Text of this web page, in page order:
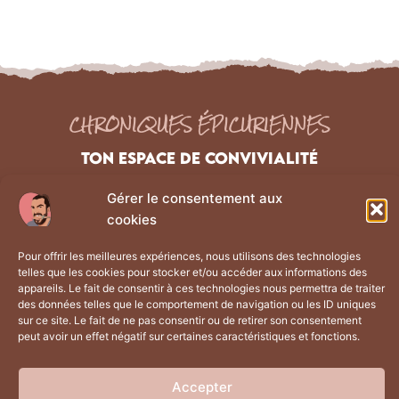
Gérer le consentement aux
cookies
Pour offrir les meilleures expériences, nous utilisons des technologies
telles que les cookies pour stocker et/ou accéder aux informations des
appareils. Le fait de consentir à ces technologies nous permettra de traiter
des données telles que le comportement de navigation ou les ID uniques
sur ce site. Le fait de ne pas consentir ou de retirer son consentement
peut avoir un effet négatif sur certaines caractéristiques et fonctions.
Accepter
CHRONIQUES ÉPICURIENNES
TON ESPACE DE CONVIVIALITÉ
NAVIGATION
La boutique
Contact
Liens Légaux
Politique de confidentialité
CGV
Plan du site